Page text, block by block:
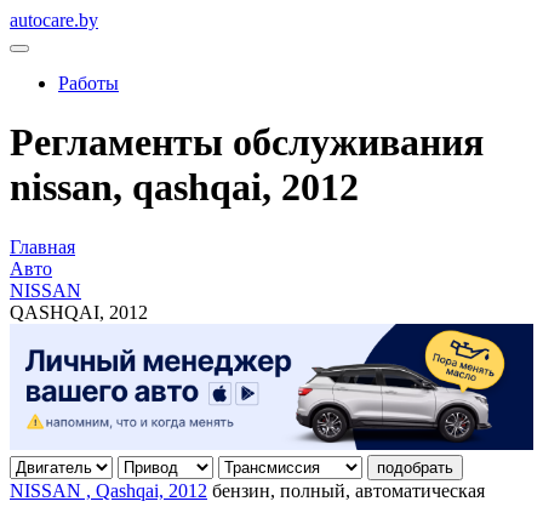
autocare.by
Работы
Регламенты обслуживания
nissan, qashqai, 2012
Главная
Авто
NISSAN
QASHQAI, 2012
подобрать
NISSAN , Qashqai, 2012 бензин, полный, автоматическая